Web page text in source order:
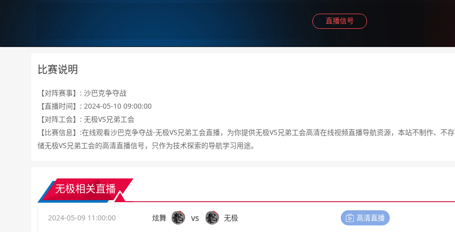
直播信号
比赛说明
【对阵赛事】: 沙巴克争夺战
【直播时间】: 2024-05-10 09:00:00
【对阵工会】: 无极VS兄弟工会
【比赛信息】:在线观看沙巴克争夺战-无极VS兄弟工会直播，为你提供无极VS兄弟工会高清在线视频直播导航资源，本站不制作、不存
储无极VS兄弟工会的高清直播信号，只作为技术探索的导航学习用途。
无极相关直播
2024-05-09 11:00:00 炫舞 vs 无极 高清直播